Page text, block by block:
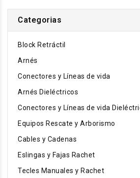
Categorias
Block Retráctil
Arnés
Conectores y Líneas de vida
Arnés Dieléctricos
Conectores y Líneas de vida
Equipos Rescate y Arborismo
Cables y Cadenas
Eslingas y Fajas Rachet
Tecles Manuales y Rachet